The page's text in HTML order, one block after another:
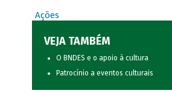
Ações
VEJA TAMBÉM
O BNDES e o apoio à cultura
Patrocínio a eventos culturais